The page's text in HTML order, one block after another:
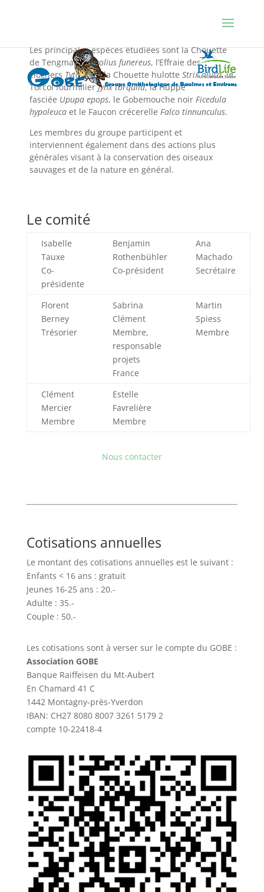
Les principales espèces étudiées sont la Chouette
de TengmalmAegolius funereus, l’Effraie des
clochers Tyto alba, la Chouette hulotte Strix aluco, le
Torcol fourmilierJynx torquila, la Huppe
fasciée Upupa epops, le Gobemouche noir Ficedula
hypoleucaet le Faucon crécerelle Falco tinnunculus.
Les membres du groupe participent et
interviennent également dans des actions plus
générales visant à la conservation des oiseaux
sauvages et de la nature en général.
Le comité
Isabelle
Tauxe
Co-
présidente
Benjamin
Rothenbühler
Co-président
Ana
Machado
Secrétaire
Florent
Berney
Trésorier
Sabrina
Clément
Membre,
responsable
projets
France
Martin
Spiess
Membre
Clément
Mercier
Membre
Estelle
Favrelière
Membre
Nous contacter
Cotisations annuelles
Le montant des cotisations annuelles est le suivant :
Enfants < 16 ans : gratuit
Jeunes 16-25 ans : 20.-
Adulte : 35.-
Couple : 50.-
Les cotisations sont à verser sur le compte du GOBE :
Association GOBE
Banque Raiffeisen du Mt-Aubert
En Chamard 41 C
1442 Montagny-près-Yverdon
IBAN: CH27 8080 8007 3261 5179 2
compte 10-22418-4